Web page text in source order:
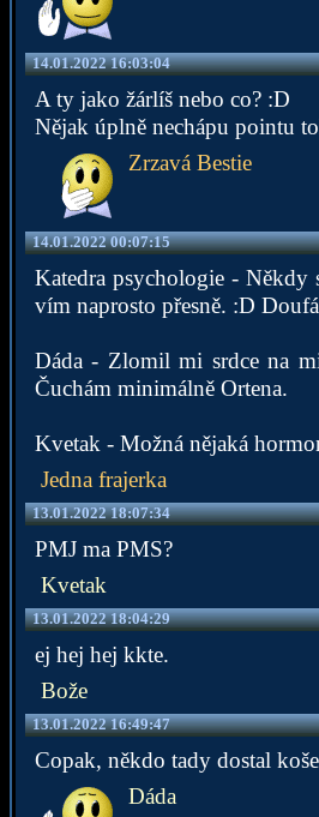
14.01.2022 16:03:04
A ty jako žárlíš nebo co? :D
Nějak úplně nechápu pointu
Zrzavá Bestie
14.01.2022 00:07:15
Katedra psychologie -
vím naprosto přesně. :D
Dáda - Zlomil mi srdce na
Čuchám minimálně Ortena.
Kvetak - Možná nějaká
Jedna frajerka
13.01.2022 18:07:34
PMJ ma PMS?
Kvetak
13.01.2022 18:04:29
ej hej hej kkte.
Bože
13.01.2022 16:49:47
Copak, někdo tady dostal
Dáda